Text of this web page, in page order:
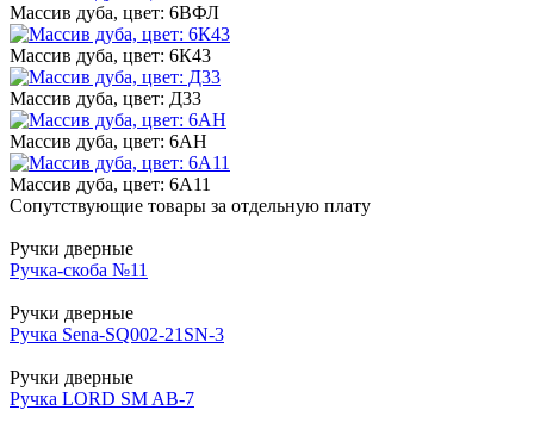
Массив дуба, цвет: 6ВФЛ
Массив дуба, цвет: 6К43
Массив дуба, цвет: Д33
Массив дуба, цвет: 6АН
Массив дуба, цвет: 6А11
Сопутствующие товары за отдельную плату
Ручки дверные
Ручка-скоба №11
Ручки дверные
Ручка Sena-SQ002-21SN-3
Ручки дверные
Ручка LORD SM AB-7